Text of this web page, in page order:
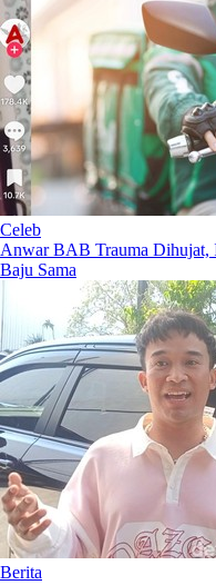
Celeb
Anwar BAB Trauma Dihujat,
Baju Sama
Berita